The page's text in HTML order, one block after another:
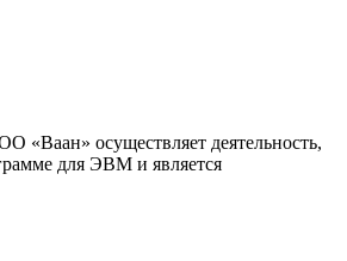
«Ваан» осуществляет деятельность,
для ЭВМ и является